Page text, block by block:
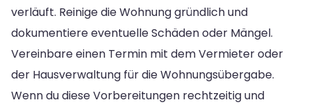
verläuft. Reinige die Wohnung gründlich und
dokumentiere eventuelle Schäden oder Mängel.
Vereinbare einen Termin mit dem Vermieter oder
der Hausverwaltung für die Wohnungsübergabe.
Wenn du diese Vorbereitungen rechtzeitig und